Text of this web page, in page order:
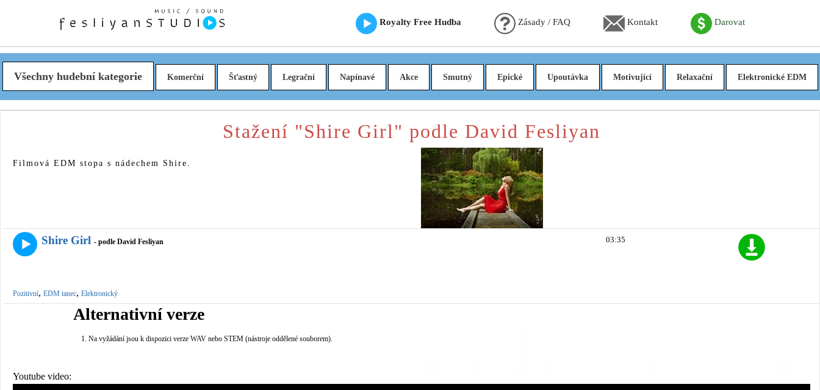
Royalty Free Hudba Zásady / FAQ Kontakt Darovat
Všechny hudební kategorie Komerční Šťastný Legrační Napínavé Akce Smutný Epické Upoutávka Motivující Relaxační Elektronické EDM
Stažení "Shire Girl" podle David Fesliyan
Filmová EDM stopa s nádechem Shire.
Shire Girl - podle David Fesliyan
Pozitivní, EDM tanec, Elektronický
03:35
Alternativní verze
Na vyžádání jsou k dispozici verze WAV nebo STEM (nástroje oddělené souborem).
Youtube video: